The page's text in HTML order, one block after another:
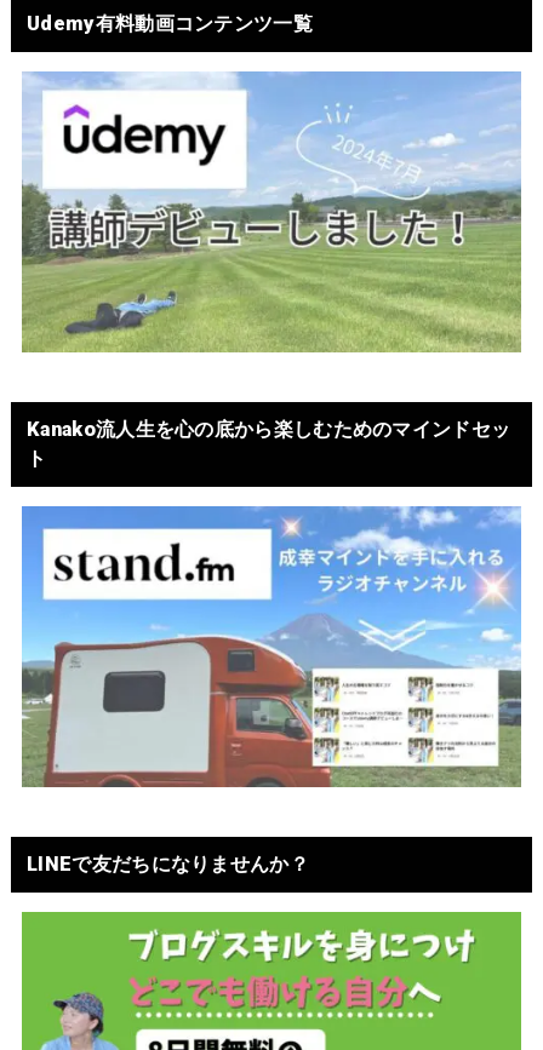
Udemy有料動画コンテンツ一覧
Kanako流人生を心の底から楽しむためのマインドセッ
ト
LINEで友だちになりませんか？